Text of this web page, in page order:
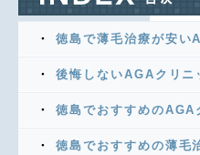
徳島で薄毛治療が安い
後悔しないAGAクリニ
徳島でおすすめのAGA
徳島でおすすめの薄毛